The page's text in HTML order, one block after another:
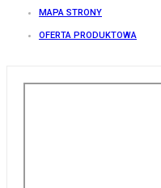
MAPA STRONY
OFERTA PRODUKTOWA